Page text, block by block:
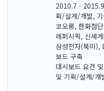
2010.7 -
획/설계/개발,
코오롱, 한화첨
레퍼시픽, 신세
삼성전자(북미),
보드 구축
대시보드 요건
및 기획/설계/개